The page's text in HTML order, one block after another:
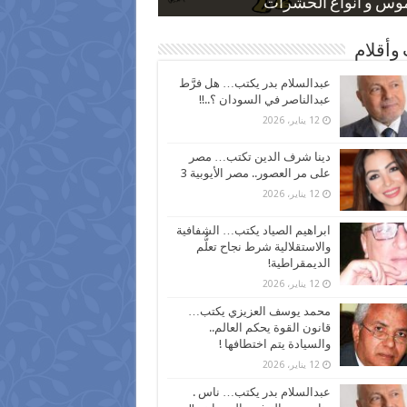
و أنواع الحشرات
بعد ارتفاع الأسعار
نسبة الطلاق في مصر
كاركاتيرية
كاركاتيرية
وأقلام
عبدالسلام بدر يكتب… هل فرَّط
عبدالناصر في السودان ؟..!!
12 يناير، 2026
دينا شرف الدين تكتب… مصر
على مر العصور.. مصر الأيوبية 3
12 يناير، 2026
ابراهيم الصياد يكتب… الشفافية
والاستقلالية شرط نجاح تعلُّم
الديمقراطية!
12 يناير، 2026
محمد يوسف العزيزي يكتب…
قانون القوة يحكم العالم..
والسيادة يتم اختطافها !
12 يناير، 2026
عبدالسلام بدر يكتب… ناس .